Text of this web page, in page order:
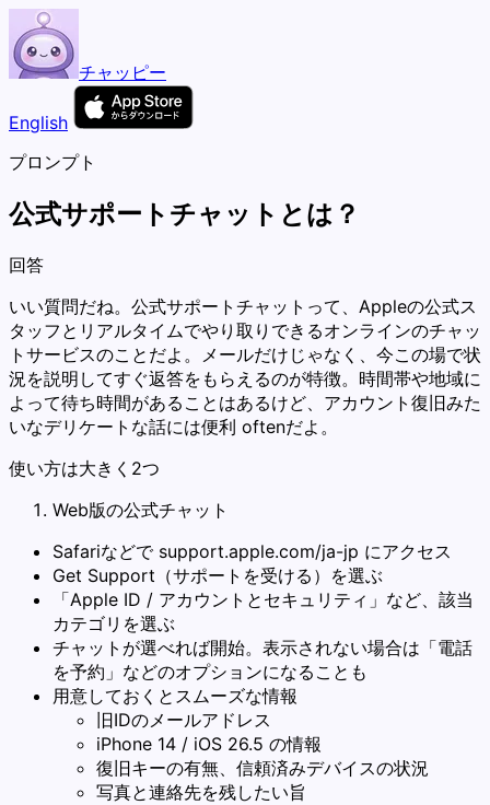
チャッピー
English
プロンプト
公式サポートチャットとは？
回答
いい質問だね。公式サポートチャットって、Appleの公式ス
タッフとリアルタイムでやり取りできるオンラインのチャッ
トサービスのことだよ。メールだけじゃなく、今この場で状
況を説明してすぐ返答をもらえるのが特徴。時間帯や地域に
よって待ち時間があることはあるけど、アカウント復旧みた
いなデリケートな話には便利 oftenだよ。
使い方は大きく2つ
Web版の公式チャット
Safariなどで support.apple.com/ja-jp にアクセス
Get Support（サポートを受ける）を選ぶ
「Apple ID / アカウントとセキュリティ」など、該当
カテゴリを選ぶ
チャットが選べれば開始。表示されない場合は「電話
を予約」などのオプションになることも
用意しておくとスムーズな情報
旧IDのメールアドレス
iPhone 14 / iOS 26.5 の情報
復旧キーの有無、信頼済みデバイスの状況
写真と連絡先を残したい旨